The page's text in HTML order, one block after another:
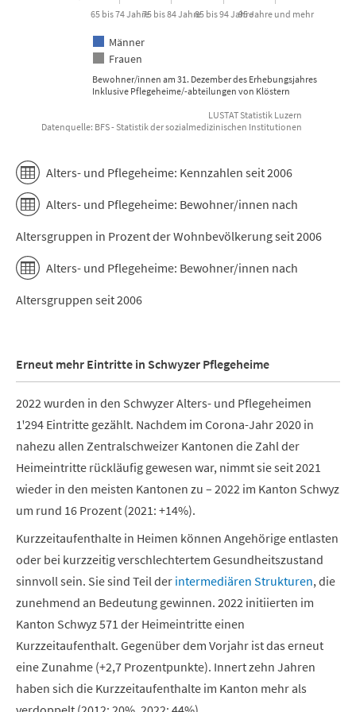
Bewohner/innen am 31. Dezember des Erhebungsjahres
Inklusive Pflegeheime/-abteilungen von Klöstern
Männer
Frauen
65 bis 74 Jahre75 bis 84 Jahre85 bis 94 Jahre95 Jahre und mehr
LUSTAT Statistik Luzern
Datenquelle: BFS - Statistik der sozialmedizinischen Institutionen
Alters- und Pflegeheime: Kennzahlen seit 2006
Alters- und Pflegeheime: Bewohner/innen nach
Altersgruppen in Prozent der Wohnbevölkerung seit 2006
Alters- und Pflegeheime: Bewohner/innen nach
Altersgruppen seit 2006
Erneut mehr Eintritte in Schwyzer Pflegeheime
2022 wurden in den Schwyzer Alters- und Pflegeheimen
1ꞌ294 Eintritte gezählt. Nachdem im Corona-Jahr 2020 in
nahezu allen Zentralschweizer Kantonen die Zahl der
Heimeintritte rückläufig gewesen war, nimmt sie seit 2021
wieder in den meisten Kantonen zu – 2022 im Kanton Schwyz
um rund 16 Prozent (2021: +14%).
Kurzzeitaufenthalte in Heimen können Angehörige entlasten
oder bei kurzzeitig verschlechtertem Gesundheitszustand
sinnvoll sein. Sie sind Teil der intermediären Strukturen, die
zunehmend an Bedeutung gewinnen. 2022 initiierten im
Kanton Schwyz 571 der Heimeintritte einen
Kurzzeitaufenthalt. Gegenüber dem Vorjahr ist das erneut
eine Zunahme (+2,7 Prozentpunkte). Innert zehn Jahren
haben sich die Kurzzeitaufenthalte im Kanton mehr als